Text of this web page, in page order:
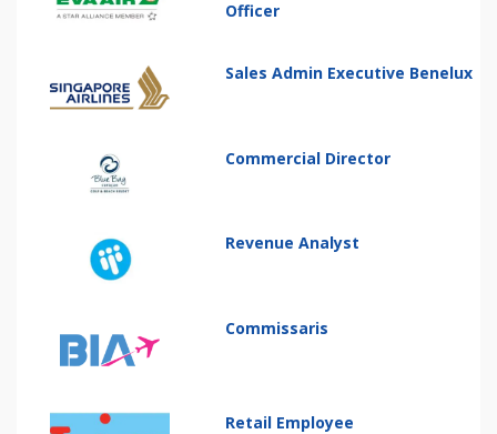
Officer
Sales Admin Executive Benelux
Commercial Director
Revenue Analyst
Commissaris
Retail Employee